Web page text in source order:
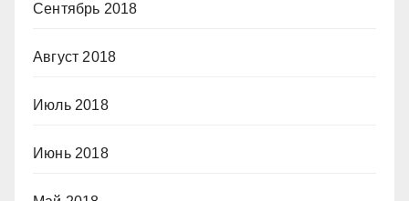
Сентябрь 2018
Август 2018
Июль 2018
Июнь 2018